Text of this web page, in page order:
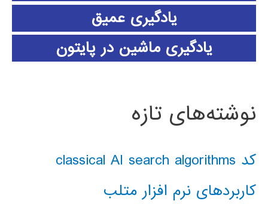
یادگیری عمیق
یادگیری ماشین در پایتون
نوشته‌های تازه
کد classical AI search algorithms
کاربردهای نرم افزار متلب